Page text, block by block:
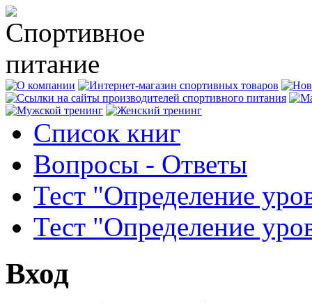
Список книг
Вопросы - Ответы
Тест "Определение
Тест "Определение
Вход